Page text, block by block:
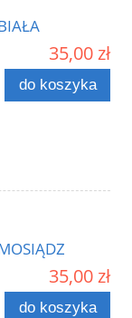
35,00 zł
do koszyka
35,00 zł
do koszyka